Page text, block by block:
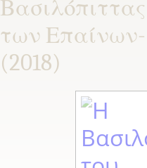
των
(2018)